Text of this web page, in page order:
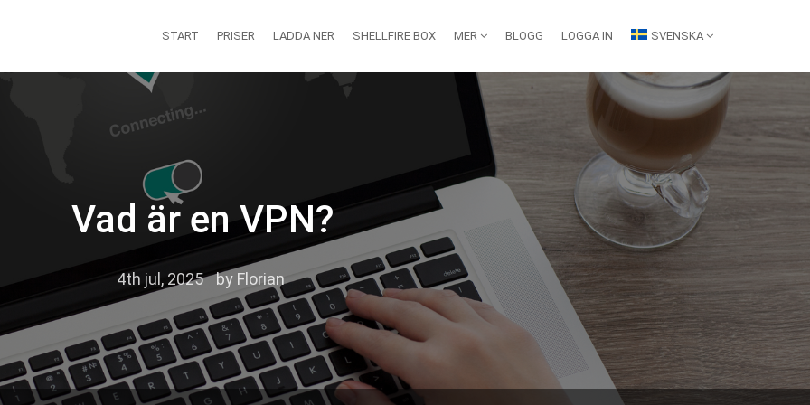
START PRISER LADDA NER SHELLFIRE BOX MER BLOGG LOGGA IN SVENSKA
Vad är en VPN?
4th jul, 2025 by Florian